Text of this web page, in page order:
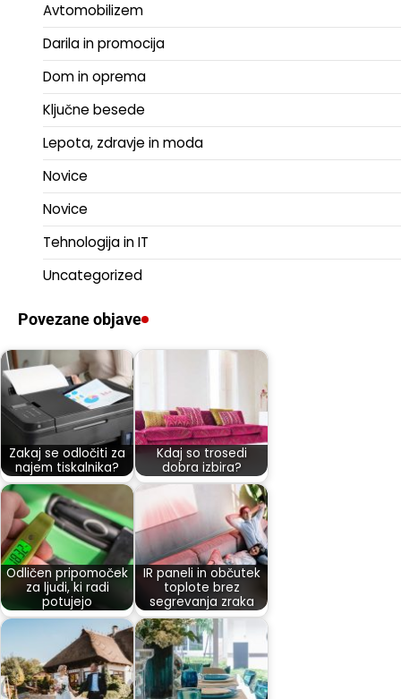
Avtomobilizem
Darila in promocija
Dom in oprema
Ključne besede
Lepota, zdravje in moda
Novice
Novice
Tehnologija in IT
Uncategorized
Povezane objave
Zakaj se odločiti za
najem tiskalnika?
Kdaj so trosedi
dobra izbira?
Odličen pripomoček
za ljudi, ki radi
potujejo
IR paneli in občutek
toplote brez
segrevanja zraka